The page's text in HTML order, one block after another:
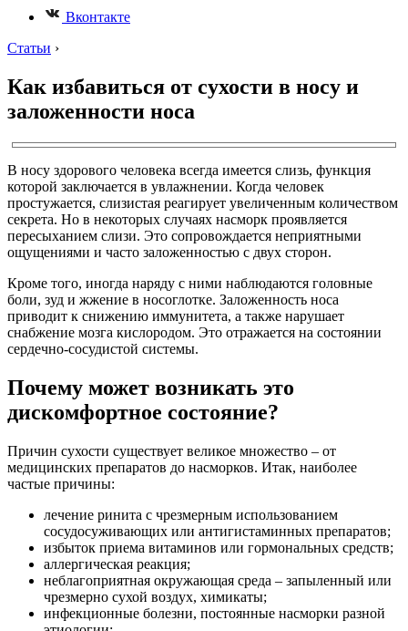
Вконтакте
Статьи ›
Как избавиться от сухости в носу и
заложенности носа
В носу здорового человека всегда имеется слизь, функция
которой заключается в увлажнении. Когда человек
простужается, слизистая реагирует увеличенным количеством
секрета. Но в некоторых случаях насморк проявляется
пересыханием слизи. Это сопровождается неприятными
ощущениями и часто заложенностью с двух сторон.
Кроме того, иногда наряду с ними наблюдаются головные
боли, зуд и жжение в носоглотке. Заложенность носа
приводит к снижению иммунитета, а также нарушает
снабжение мозга кислородом. Это отражается на состоянии
сердечно-сосудистой системы.
Почему может возникать это
дискомфортное состояние?
Причин сухости существует великое множество – от
медицинских препаратов до насморков. Итак, наиболее
частые причины:
лечение ринита с чрезмерным использованием
сосудосуживающих или антигистаминных препаратов;
избыток приема витаминов или гормональных средств;
аллергическая реакция;
неблагоприятная окружающая среда – запыленный или
чрезмерно сухой воздух, химикаты;
инфекционные болезни, постоянные насморки разной